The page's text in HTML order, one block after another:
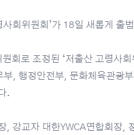
회위원회’가 18일 새롭게 출
회로 조정된 ‘저출산 고령사
, 행정안전부, 문화체육관광
.
, 강교자 대한YWCA연합회장,